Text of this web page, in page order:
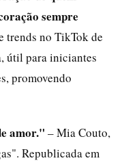
sempre
trends no TikTok de
útil para iniciantes
promovendo
amor." – Mia Couto,
Republicada em